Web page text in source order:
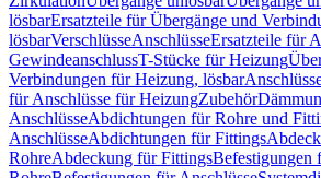
lösbarErsatzteile für Übergänge und
lösbarVerschlüsseAnschlüsseErsatzteile für
GewindeanschlussT-Stücke für Heizung
Verbindungen für Heizung, lösbar
für Anschlüsse für HeizungZubehör
AnschlüsseAbdichtungen für Rohre und
AnschlüsseAbdichtungen für Fittings
RohreAbdeckung für FittingsBefestigungen